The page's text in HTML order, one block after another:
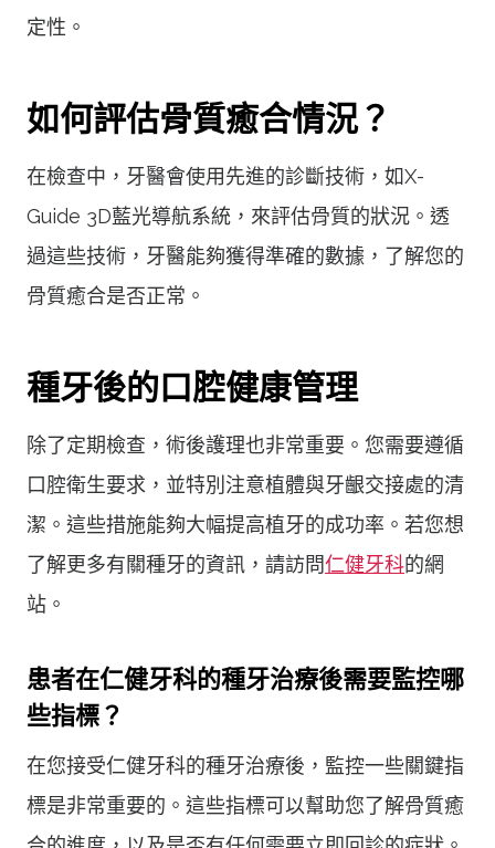
定性。
如何評估骨質癒合情況？
在檢查中，牙醫會使用先進的診斷技術，如X-
Guide 3D藍光導航系統，來評估骨質的狀況。透
過這些技術，牙醫能夠獲得準確的數據，了解您的
骨質癒合是否正常。
種牙後的口腔健康管理
除了定期檢查，術後護理也非常重要。您需要遵循
口腔衛生要求，並特別注意植體與牙齦交接處的清
潔。這些措施能夠大幅提高植牙的成功率。若您想
了解更多有關種牙的資訊，請訪問仁健牙科的網
站。
患者在仁健牙科的種牙治療後需要監控哪
些指標？
在您接受仁健牙科的種牙治療後，監控一些關鍵指
標是非常重要的。這些指標可以幫助您了解骨質癒